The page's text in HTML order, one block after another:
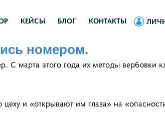
КЕЙСЫ БЛОГ КОНТАКТЫ
номером.
этого года их методы вербовки
и «открывают им глаза» на